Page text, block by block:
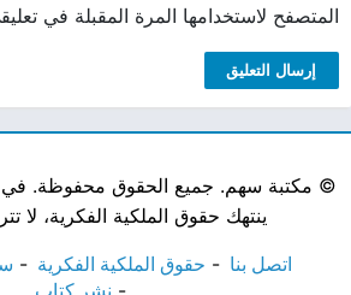
المتصفح لاستخدامها المرة المقبلة في
© مكتبة سهم. جميع الحقوق محفوظة.
ينتهك حقوق الملكية الفكرية، لا
اتصل بنا حقوق الملكية الفكرية